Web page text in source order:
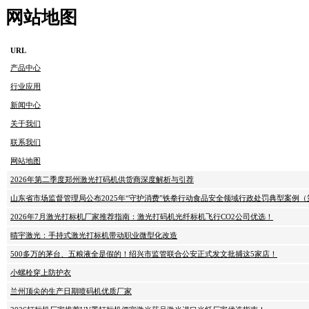
网站地图
URL
产品中心
行业应用
新闻中心
关于我们
联系我们
网站地图
2026年第二季度郑州激光打码机供货商深度解析与引荐
山东省市场监督管理局公布2025年“守护消费”铁拳行动食品安全领域行政处罚典型案例（
2026年7月激光打标机厂家推荐指南：激光打码机光纤标机飞行CO2公司优选！
晴宇激光：手持式激光打标机带动职业微型化改造
500多万的茅台、五粮液全是假的！绍兴市监管联合公安正式发文批捕这5家店！
小螺栓穿上防护衣
兰州顶尖的生产日期喷码机优质厂家